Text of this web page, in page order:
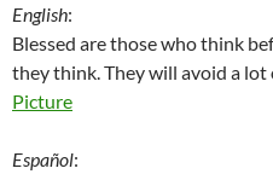
English:
Blessed are those who think
they think. They will avoid a lot
Picture
Español: